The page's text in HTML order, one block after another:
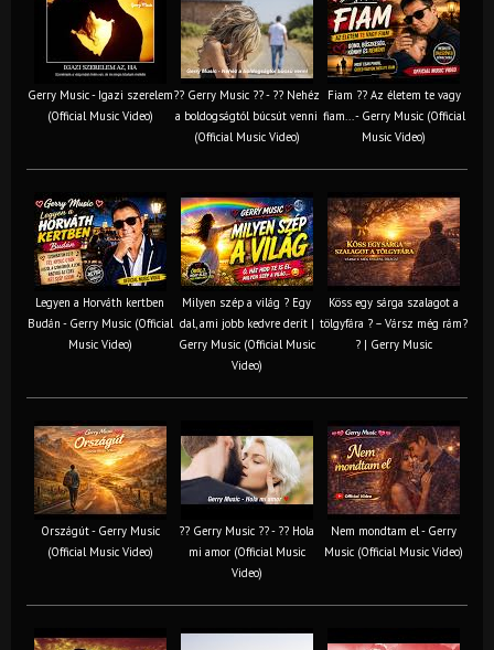
Gerry Music - Igazi szerelem
(Official Music Video)
?? Gerry Music ?? - ?? Nehéz
a boldogságtól búcsút venni
(Official Music Video)
Fiam ?‍? Az életem te vagy
fiam... - Gerry Music (Official
Music Video)
Legyen a Horváth kertben
Budán - Gerry Music (Official
Music Video)
Milyen szép a világ ? Egy
dal, ami jobb kedvre derít |
Gerry Music (Official Music
Video)
Köss egy sárga szalagot a
tölgyfára ?️ – Vársz még rám?
? | Gerry Music
Országút - Gerry Music
(Official Music Video)
?? Gerry Music ?? - ?? Hola
mi amor (Official Music
Video)
Nem mondtam el - Gerry
Music (Official Music Video)